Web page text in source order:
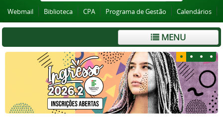
Webmail Biblioteca CPA Programa de Gestão Calendários
MENU